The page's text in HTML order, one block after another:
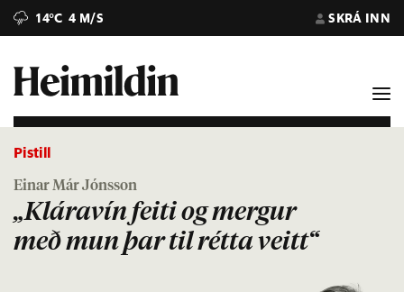
14°C 4 M/S SKRÁ INN
Pistill
Einar Már Jónsson
„Kláravín feiti og mergur
með mun þar til rétta veitt“